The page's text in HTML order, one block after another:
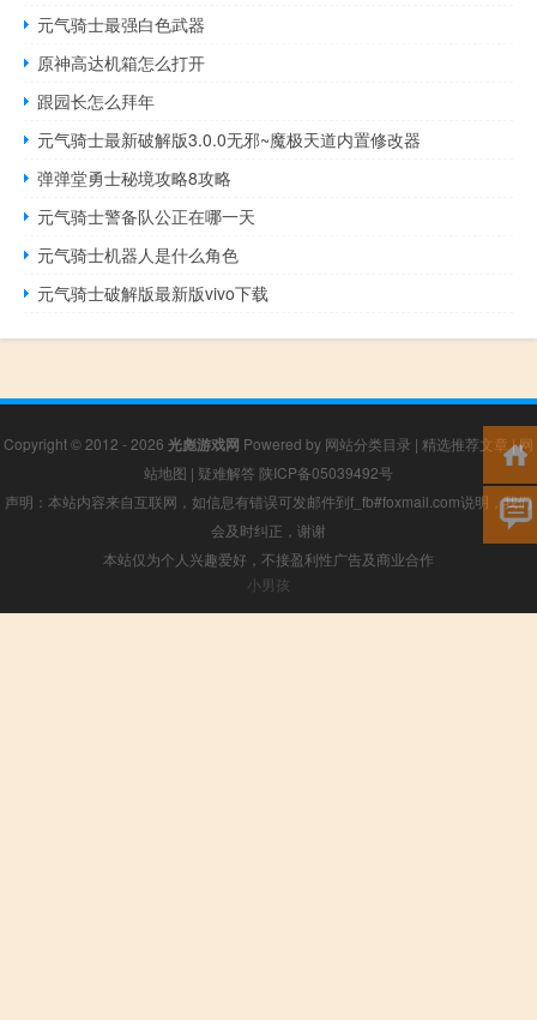
元气骑士最强白色武器
原神高达机箱怎么打开
跟园长怎么拜年
元气骑士最新破解版3.0.0无邪~魔极天道内置修改器
弹弹堂勇士秘境攻略8攻略
元气骑士警备队公正在哪一天
元气骑士机器人是什么角色
元气骑士破解版最新版vivo下载
Copyright © 2012 - 2026 光彪游戏网 Powered by 网站分类目录 | 精选推荐文章 |网
站地图 | 疑难解答 陕ICP备05039492号
声明：本站内容来自互联网，如信息有错误可发邮件到f_fb#foxmail.com说明，我们
会及时纠正，谢谢
本站仅为个人兴趣爱好，不接盈利性广告及商业合作
小男孩